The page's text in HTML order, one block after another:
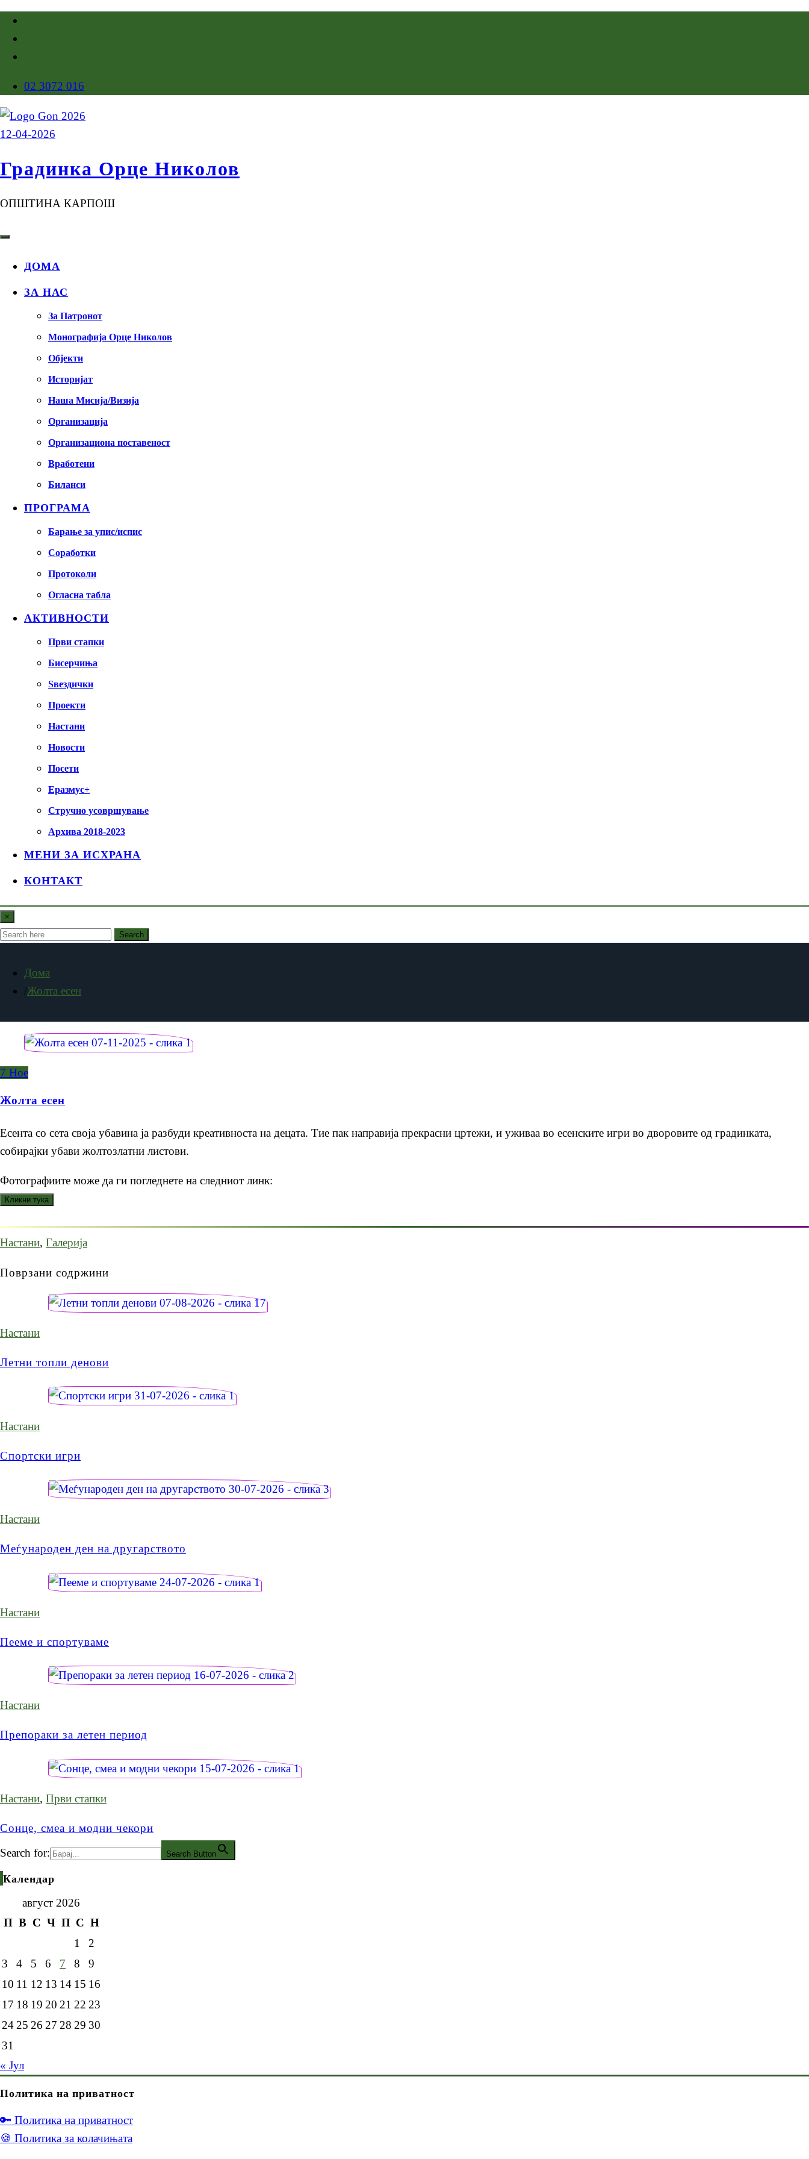
02 3072 016
Градинка Орце Николов
ОПШТИНА КАРПОШ
ДОМА
ЗА НАС
За Патронот
Монографија Орце Николов
Објекти
Историјат
Наша Мисија/Визија
Организација
Организациона поставеност
Вработени
Биланси
ПРОГРАМА
Барање за упис/испис
Соработки
Протоколи
Огласна табла
АКТИВНОСТИ
Први стапки
Бисерчиња
Ѕвездички
Проекти
Настани
Новости
Посети
Еразмус+
Стручно усовршување
Архива 2018-2023
МЕНИ ЗА ИСХРАНА
КОНТАКТ
×
Search
Дома
Жолта есен
7 Ное
Жолта есен
Есента со сета своја убавина ја разбуди креативноста на децата. Тие пак направија прекрасни цртежи, и уживаа во есенските игри во дворовите од градинката,
собирајки убави жолтозлатни листови.
Фотографиите може да ги погледнете на следниот линк:
Настани, Галерија
Поврзани содржини
Настани
Летни топли денови
Настани
Спортски игри
Настани
Меѓународен ден на другарството
Настани
Пееме и спортуваме
Настани
Препораки за летен период
Настани, Први стапки
Сонце, смеа и модни чекори
Search for:
Search Button
Календар
август 2026
П В С Ч П С Н
1
2
3
4 5 6 7 8
9
10 11 12 13 14 15 16
17 18 19 20 21 22 23
2425 26 27 28 29 30
31
« Јул
Политика на приватност
🔑 Политика на приватност
🍪 Политика за колачињата